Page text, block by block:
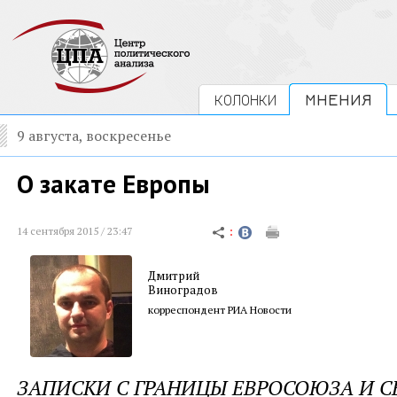
КОЛОНКИ МНЕНИЯ
9 августа, воскресенье
О закате Европы
14 сентября 2015 / 23:47
Дмитрий
Виноградов
корреспондент РИА Новости
ЗАПИСКИ С ГРАНИЦЫ ЕВРОСОЮЗА И